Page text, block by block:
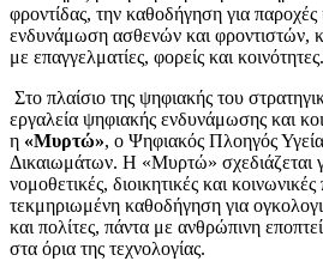
φροντίδας, την καθοδήγηση για παροχές
ενδυνάμωση ασθενών και φροντιστών,
με επαγγελματίες, φορείς και κοινότητες.
Στο πλαίσιο της ψηφιακής του
εργαλεία ψηφιακής ενδυνάμωσης και
η «Μυρτώ», ο Ψηφιακός Πλοηγός
Δικαιωμάτων. Η «Μυρτώ» σχεδιάζεται
νομοθετικές, διοικητικές και
τεκμηριωμένη καθοδήγηση για
και πολίτες, πάντα με ανθρώπινη
στα όρια της τεχνολογίας.